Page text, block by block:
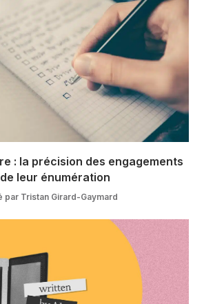
: la précision des engagements
leur énumération
par Tristan Girard-Gaymard